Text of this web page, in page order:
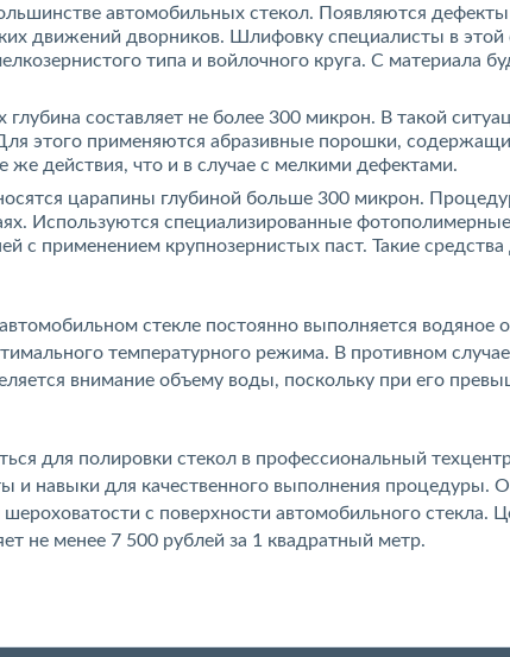
автомобильных стекол. Появляются дефекты
движений дворников. Шлифовку специалисты в этой
типа и войлочного круга. С материала
составляет не более 300 микрон. В такой
этого применяются абразивные порошки,
действия, что и в случае с мелкими дефектами.
царапины глубиной больше 300 микрон.
Используются специализированные
с применением крупнозернистых паст. Такие
стекле постоянно выполняется водяное
температурного режима. В противном
внимание объему воды, поскольку при его
для полировки стекол в профессиональный
и навыки для качественного выполнения процедуры.
с поверхности автомобильного стекла.
не менее 7 500 рублей за 1 квадратный метр.